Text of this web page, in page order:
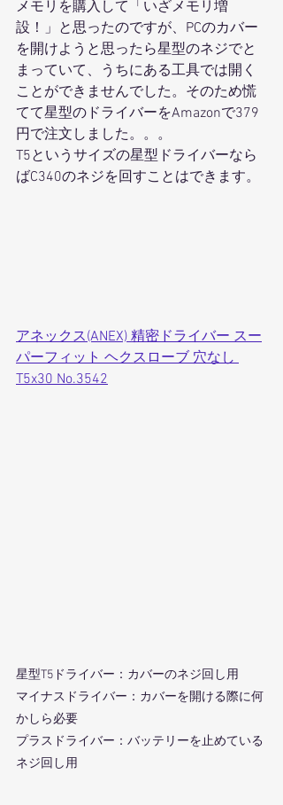
メモリを購入して「いざメモリ増
設！」と思ったのですが、PCのカバー
を開けようと思ったら星型のネジでと
まっていて、うちにある工具では開く
ことができませんでした。そのため慌
てて星型のドライバーをAmazonで379
円で注文しました。。。
T5というサイズの星型ドライバーなら
ばC340のネジを回すことはできます。
アネックス(ANEX) 精密ドライバー スー
パーフィット ヘクスローブ 穴なし
T5x30 No.3542
星型T5ドライバー：カバーのネジ回し用
マイナスドライバー：カバーを開ける際に何
かしら必要
プラスドライバー：バッテリーを止めている
ネジ回し用